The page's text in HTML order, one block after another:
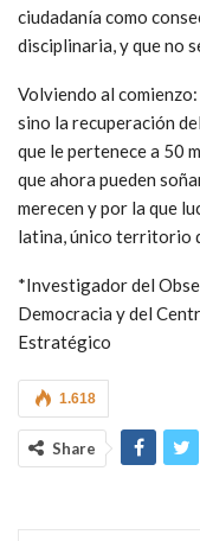
ciudadanía como
disciplinaria, y que no
Volviendo al
sino la recuperación
que le pertenece a 50
que ahora pueden
merecen y por la que
latina, único territorio
*Investigador del
Democracia y del
Estratégico
1.618
Share